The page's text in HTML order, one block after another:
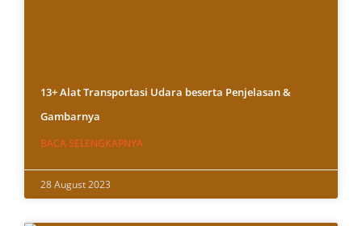
13+ Alat Transportasi Udara beserta Penjelasan &
Gambarnya
BACA SELENGKAPNYA
28 August 2023